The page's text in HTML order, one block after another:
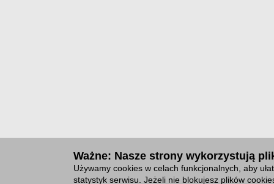
Ważne: Nasze strony wykorzystują
Używamy cookies w celach funkcjonalnych, aby
statystyk serwisu. Jeżeli nie blokujesz plików